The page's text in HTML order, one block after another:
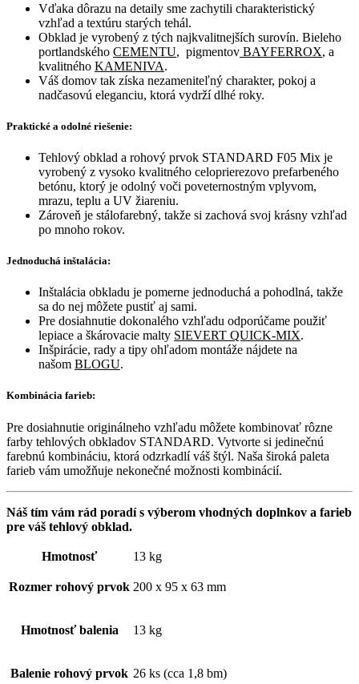
Vďaka dôrazu na detaily sme zachytili charakteristický
vzhľad a textúru starých tehál.
Obklad je vyrobený z tých najkvalitnejších surovín. Bieleho
portlandského CEMENTU, pigmentov BAYFERROX, a
kvalitného KAMENIVA.
Váš domov tak získa nezameniteľný charakter, pokoj a
nadčasovú eleganciu, ktorá vydrží dlhé roky.
Praktické a odolné riešenie:
Tehlový obklad a rohový prvok STANDARD F05 Mix je
vyrobený z vysoko kvalitného celoprierezovo prefarbeného
betónu, ktorý je odolný voči poveternostným vplyvom,
mrazu, teplu a UV žiareniu.
Zároveň je stálofarebný, takže si zachová svoj krásny vzhľad
po mnoho rokov.
Jednoduchá inštalácia:
Inštalácia obkladu je pomerne jednoduchá a pohodlná, takže
sa do nej môžete pustiť aj sami.
Pre dosiahnutie dokonalého vzhľadu odporúčame použiť
lepiace a škárovacie malty SIEVERT QUICK-MIX.
Inšpirácie, rady a tipy ohľadom montáže nájdete na
našom BLOGU.
Kombinácia farieb:
Pre dosiahnutie originálneho vzhľadu môžete kombinovať rôzne
farby tehlových obkladov STANDARD. Vytvorte si jedinečnú
farebnú kombináciu, ktorá odzrkadlí váš štýl. Naša široká paleta
farieb vám umožňuje nekonečné možnosti kombinácií.
Náš tím vám rád poradí s výberom vhodných doplnkov a farieb
pre váš tehlový obklad.
Hmotnosť 13 kg
Rozmer rohový prvok 200 x 95 x 63 mm
Hmotnosť balenia 13 kg
Balenie rohový prvok 26 ks (cca 1,8 bm)